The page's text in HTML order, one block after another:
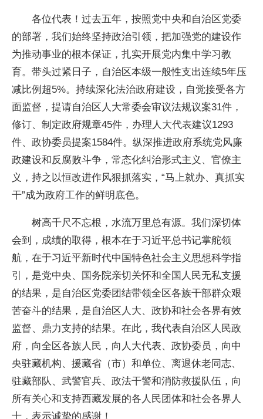
各位代表！过去五年，按照党中央和自治区党委
的部署，我们始终坚持政治引领，把加强党的建设作
为推动事业的根本保证，扎实开展党内集中学习教
育。带头过紧日子，自治区本级一般性支出连续5年压
减比例超5%。持续深化法治政府建设，自觉接受各方
面监督，提请自治区人大常委会审议法规议案31件，
修订、制定政府规章45件，办理人大代表建议1293
件、政协委员提案1584件。纵深推进政府系统党风廉
政建设和反腐败斗争，常态化纠治形式主义、官僚主
义，持之以恒改进作风狠抓落实，“马上就办、真抓实
干”成为政府工作的鲜明底色。
树高千尺不忘根，水流万里总有源。我们深切体
会到，成绩的取得，根本在于习近平总书记掌舵领
航，在于习近平新时代中国特色社会主义思想科学指
引，是党中央、国务院亲切关怀和全国人民无私支援
的结果，是自治区党委团结带领全区各族干部群众艰
苦奋斗的结果，是自治区人大、政协和社会各界有效
监督、鼎力支持的结果。在此，我代表自治区人民政
府，向全区各族人民，向人大代表、政协委员，向中
央驻藏机构、援藏省（市）和单位、离退休老同志、
驻藏部队、武警官兵、政法干警和消防救援队伍，向
所有关心和支持西藏发展的各人民团体和社会各界人
士，表示诚挚的感谢！